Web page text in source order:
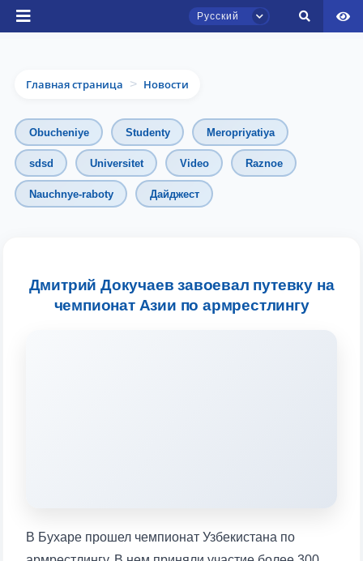
Русский
Главная страница > Новости
Obucheniye Studenty Meropriyatiya
sdsd Universitet Video Raznoe
Nauchnye-raboty Дайджест
Дмитрий Докучаев завоевал путевку на
чемпионат Азии по армрестлингу
В Бухаре прошел чемпионат Узбекистана по
Чат приёмной комиссии ТГЮУ
Онлайн
Оставляйте здесь свои обращения по